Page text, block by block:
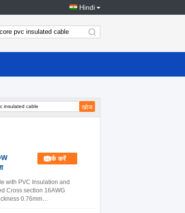
Hindi
search
संपर्क करें
with PVC Insulation and
Cross section 16AWG
0.76mm